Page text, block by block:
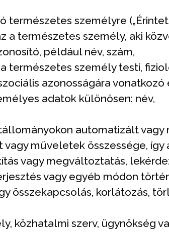
természetes személyre
a természetes személy, aki
például név, szám,
természetes személy testi,
azonosságára vonatkozó
adatok különösen: név,
automatizált vagy
műveletek összessége, így
vagy megváltoztatás,
vagy egyéb módon
összekapcsolás, korlátozás,
közhatalmi szerv, ügynökség